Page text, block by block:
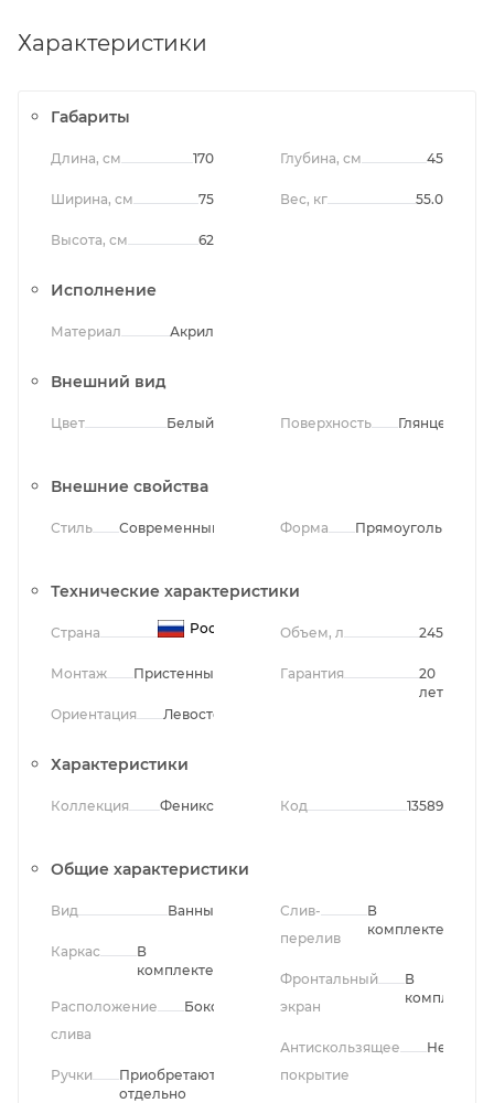
Характеристики
Габариты
Длина, см 170
Ширина, см 75
Высота, см 62
Глубина, см 45
Вес, кг 55.0
Исполнение
Материал Акрил
Внешний вид
Цвет Белый Поверхность Глянцевая
Внешние свойства
Стиль Современный Форма Прямоугольная
Технические характеристики
Страна Россия
Монтаж Пристенный
Ориентация Левосторонняя
Объем, л 245
Гарантия
20
лет
Характеристики
Коллекция Феникс Код 13589
Общие характеристики
Вид Ванны
Каркас
В
комплекте
Расположение
слива
Боковое
Ручки
Приобретаются
отдельно
Слив-
перелив
В
комплекте
Фронтальный
экран
В
комплекте
Антискользящее
покрытие
Нет